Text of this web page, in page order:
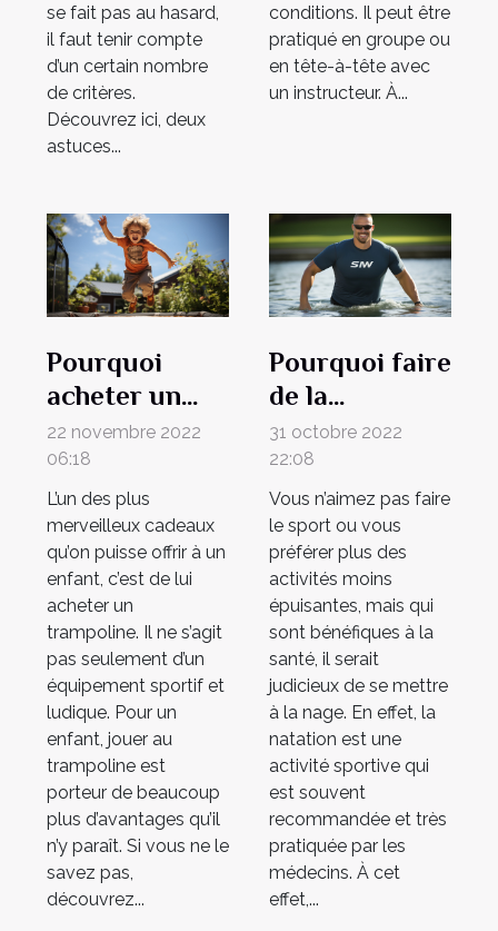
se fait pas au hasard,
il faut tenir compte
d’un certain nombre
de critères.
Découvrez ici, deux
astuces...
conditions. Il peut être
pratiqué en groupe ou
en tête-à-tête avec
un instructeur. À...
Pourquoi
acheter un
trampoline à
votre enfant ?
22 novembre 2022
06:18
L’un des plus
merveilleux cadeaux
qu’on puisse offrir à un
enfant, c’est de lui
acheter un
trampoline. Il ne s’agit
pas seulement d’un
équipement sportif et
ludique. Pour un
enfant, jouer au
trampoline est
porteur de beaucoup
plus d’avantages qu’il
n’y paraît. Si vous ne le
savez pas,
découvrez...
Pourquoi faire
de la
natation ?
31 octobre 2022
22:08
Vous n’aimez pas faire
le sport ou vous
préférer plus des
activités moins
épuisantes, mais qui
sont bénéfiques à la
santé, il serait
judicieux de se mettre
à la nage. En effet, la
natation est une
activité sportive qui
est souvent
recommandée et très
pratiquée par les
médecins. À cet
effet,...